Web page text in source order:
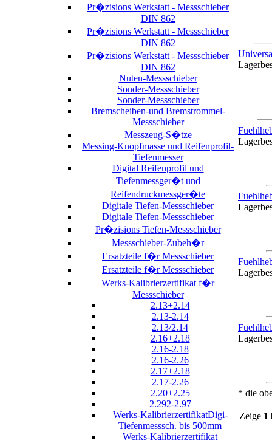
Pr�zisions Werkstatt - Messschieber
DIN 862
Pr�zisions Werkstatt - Messschieber
DIN 862
Pr�zisions Werkstatt - Messschieber
DIN 862
Nuten-Messschieber
Sonder-Messschieber
Sonder-Messschieber
Bremscheiben-und Bremstrommel-
Messschieber
Messzeug-S�tze
Messing-Knopfmasse und Reifenprofil-
Tiefenmesser
Digital Reifenprofil und
Tiefenmessger�t und
Reifendruckmessger�te
Digitale Tiefen-Messschieber
Digitale Tiefen-Messschieber
Pr�zisions Tiefen-Messschieber
Messschieber-Zubeh�r
Ersatzteile f�r Messschieber
Ersatzteile f�r Messschieber
Werks-Kalibrierzertifikat f�r
Messschieber
2.13+2.14
2.13-2.14
2.13/2.14
2.16+2.18
2.16-2.18
2.16-2.26
2.17+2.18
2.17-2.26
2.20+2.25
2.292-2.97
Werks-KalibrierzertifikatDigi-
Tiefenmesssch. bis 500mm
Werks-Kalibrierzertifikat
* die
Zeige 1